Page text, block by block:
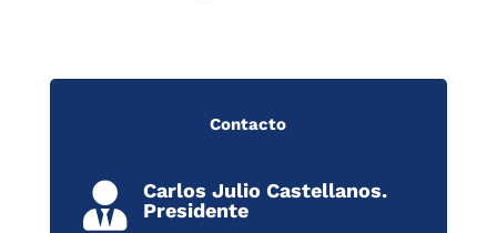
Contacto

Carlos Julio Castellanos.
Presidente